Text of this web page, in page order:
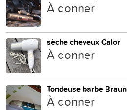
À donner
sèche cheveux Calor
À donner
Tondeuse barbe Braun
À donner